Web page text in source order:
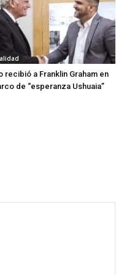
recibió a Franklin Graham en
de “esperanza Ushuaia”